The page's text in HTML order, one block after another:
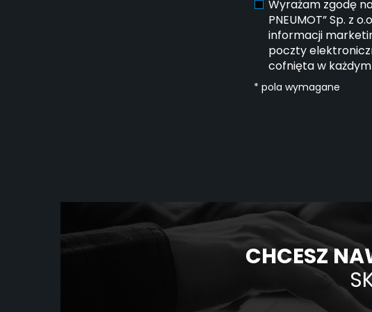
Wyrażam zgodę
PNEUMOT” Sp. z
informacji
poczty
cofnięta w każdym
* pola wymagane
CHCESZ